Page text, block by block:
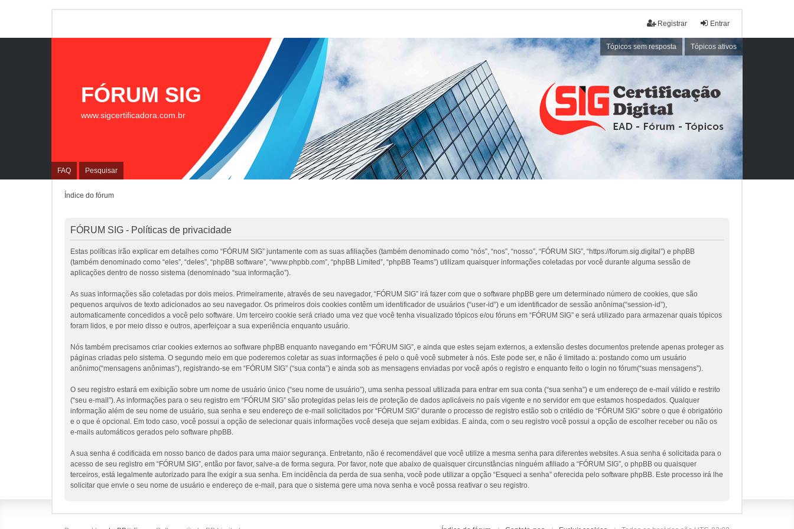
Entrar
Registrar
Tópicos sem resposta Tópicos ativos
FAQ Pesquisar
FÓRUM SIG
www.sigcertificadora.com.br
Índice do fórum
FÓRUM SIG - Políticas de privacidade
Estas políticas irão explicar em detalhes como “FÓRUM SIG” juntamente com as suas afiliações (também denominado como “nós”, “nos”, “nosso”, “FÓRUM SIG”, “https://forum.sig.digital”) e phpBB
(também denominado como “eles”, “deles”, “phpBB software”, “www.phpbb.com”, “phpBB Limited”, “phpBB Teams”) utilizam quaisquer informações coletadas por você durante alguma sessão de
aplicações dentro de nosso sistema (denominado “sua informação”).
As suas informações são coletadas por dois meios. Primeiramente, através de seu navegador, “FÓRUM SIG” irá fazer com que o software phpBB gere um determinado número de cookies, que são
pequenos arquivos de texto adicionados ao seu navegador. Os primeiros dois cookies contêm um identificador de usuários (“user-id”) e um identificador de sessão anônima(“session-id”),
automaticamente concedidos a você pelo software. Um terceiro cookie será criado uma vez que você tenha visualizado tópicos e/ou fóruns em “FÓRUM SIG” e será utilizado para armazenar quais tópicos
foram lidos, e por meio disso e outros, aperfeiçoar a sua experiência enquanto usuário.
Nós também precisamos criar cookies externos ao software phpBB enquanto navegando em “FÓRUM SIG”, e ainda que estes sejam externos, a extensão destes documentos pretende apenas proteger as
páginas criadas pelo sistema. O segundo meio em que poderemos coletar as suas informações é pelo o quê você submeter à nós. Este pode ser, e não é limitado a: postando como um usuário
anônimo(“mensagens anônimas”), registrando-se em “FÓRUM SIG” (“sua conta”) e ainda sob as mensagens enviadas por você após o registro e enquanto feito o login no fórum(“suas mensagens”).
O seu registro estará em exibição sobre um nome de usuário único (“seu nome de usuário”), uma senha pessoal utilizada para entrar em sua conta (“sua senha”) e um endereço de e-mail válido e restrito
(“seu e-mail”). As informações para o seu registro em “FÓRUM SIG” são protegidas pelas leis de proteção de dados aplicáveis no país vigente e no servidor em que estamos hospedados. Qualquer
informação além de seu nome de usuário, sua senha e seu endereço de e-mail solicitados por “FÓRUM SIG” durante o processo de registro estão sob o critédio de “FÓRUM SIG” sobre o que é obrigatório
e o que é opcional. Em todo caso, você possui a opção de selecionar quais informações você deseja que sejam exibidas. E ainda, com o seu registro você possui a opção de escolher receber ou não os
e-mails automáticos gerados pelo software phpBB.
A sua senha é codificada em nosso banco de dados para uma maior segurança. Entretanto, não é recomendável que você utilize a mesma senha para diferentes websites. A sua senha é solicitada para o
acesso de seu registro em “FÓRUM SIG”, então por favor, salve-a de forma segura. Por favor, note que abaixo de quaisquer circunstâncias ninguém afiliado a “FÓRUM SIG”, o phpBB ou quaisquer
terceiros, está legalmente autorizado para lhe exigir a sua senha. Em incidência da perda de sua senha, você pode utilizar a opção “Esqueci a senha” oferecida pelo software phpBB. Este processo irá lhe
solicitar que envie o seu nome de usuário e endereço de e-mail, para que o sistema gere uma nova senha e você possa reativar o seu registro.